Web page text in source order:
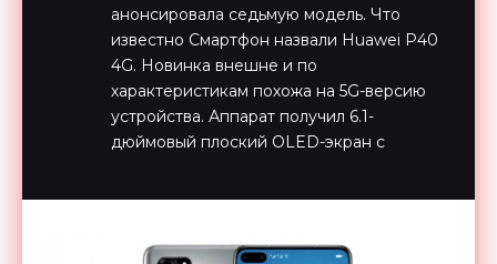
анонсировала седьмую модель. Что
известно Смартфон назвали Huawei P40
4G. Новинка внешне и по
характеристикам похожа на 5G-версию
устройства. Аппарат получил 6.1-
дюймовый плоский OLED-экран с